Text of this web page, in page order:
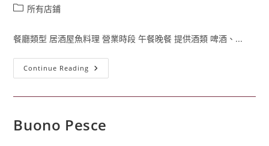
所有店鋪
餐廳類型 居酒屋魚料理 營業時段 午餐晚餐 提供酒類 啤酒、...
Continue Reading
Buono Pesce